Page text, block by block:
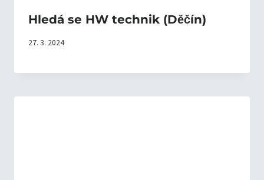
Hledá se HW technik (Děčín)
27. 3. 2024